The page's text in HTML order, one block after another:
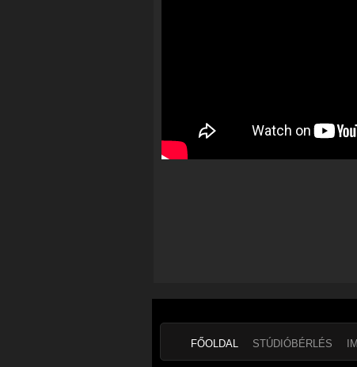
FŐOLDAL STÚDIÓBÉRLÉS